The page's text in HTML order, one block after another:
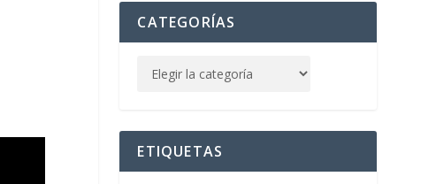
CATEGORÍAS
ETIQUETAS